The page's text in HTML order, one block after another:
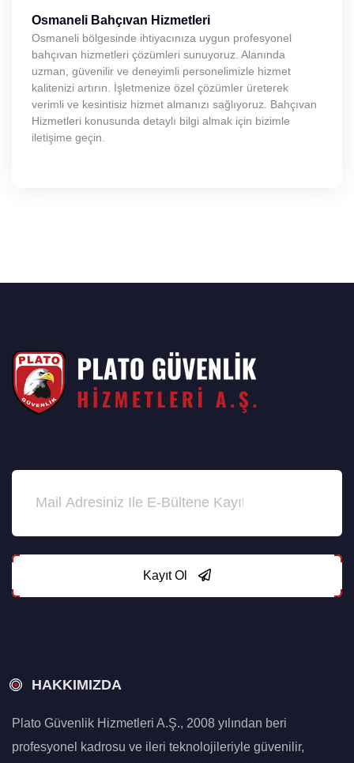
Osmaneli Bahçıvan Hizmetleri
Osmaneli bölgesinde ihtiyacınıza uygun profesyonel
bahçıvan hizmetleri çözümleri sunuyoruz. Alanında
uzman, güvenilir ve deneyimli personelimizle hizmet
kalitenizi artırın. İşletmenize özel çözümler üreterek
verimli ve kesintisiz hizmet almanızı sağlıyoruz. Bahçıvan
Hizmetleri konusunda detaylı bilgi almak için bizimle
iletişime geçin.
Kayıt Ol
HAKKIMIZDA
Plato Güvenlik Hizmetleri A.Ş., 2008 yılından beri
profesyonel kadrosu ve ileri teknolojileriyle güvenilir,